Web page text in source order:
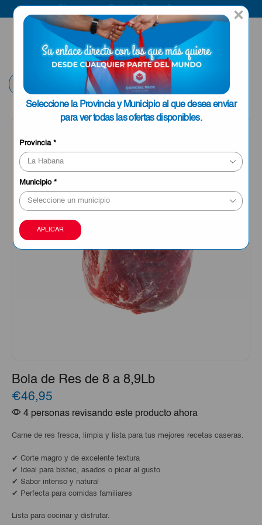
×
Seleccione la Provincia y Municipio al que desea enviar
para ver todas las ofertas disponibles.
Provincia*
Municipio*
APLICAR
ENVIAR A LA
HABANA
Bola de Res de 8 a 8,9Lb
€46,95
4 personas revisando este producto ahora
Carne de res fresca, limpia y lista para tus mejores recetas caseras.
✔ Corte magro y de excelente textura
✔ Ideal para bistec, asados o picar al gusto
✔ Sabor intenso y natural
✔ Perfecta para comidas familiares
Lista para cocinar y disfrutar.